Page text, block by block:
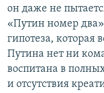
он даже не
«Путин номер
гипотеза, которая
Путина нет ни
воспитана в
и отсутствия